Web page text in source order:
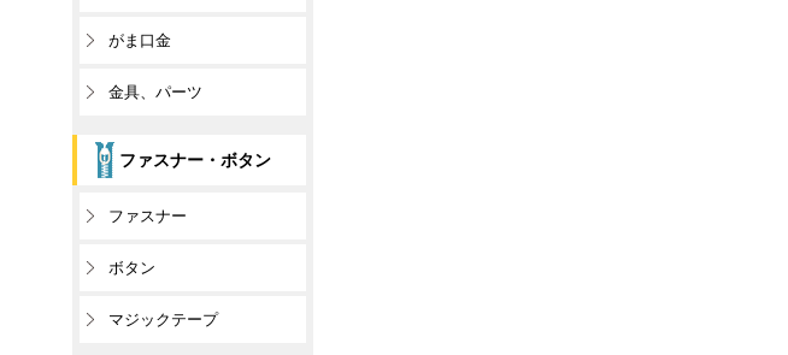
がま口金
金具、パーツ
ファスナー・ボタン
ファスナー
ボタン
マジックテープ